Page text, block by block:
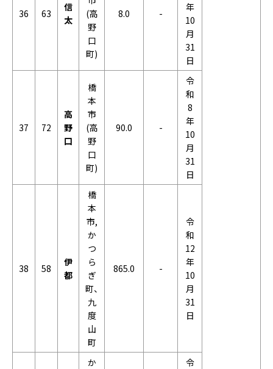
36 63
信
太
(高
野
口
町)
8.0 -
年
10
月
31
日
37 72
高
野
口
橋
本
市
(高
野
口
町)
90.0 -
令
和
8
年
10
月
31
日
38 58
伊
都
橋
本
市,
か
つ
ら
ぎ
町、
九
度
山
町
865.0 -
令
和
12
年
10
月
31
日
か
令